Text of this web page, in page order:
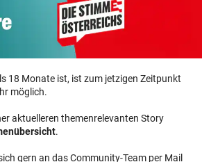
18 Monate ist, ist zum jetzigen Zeitpunkt
möglich.
aktuelleren themenrelevanten Story
.
gern an das Community-Team per Mail